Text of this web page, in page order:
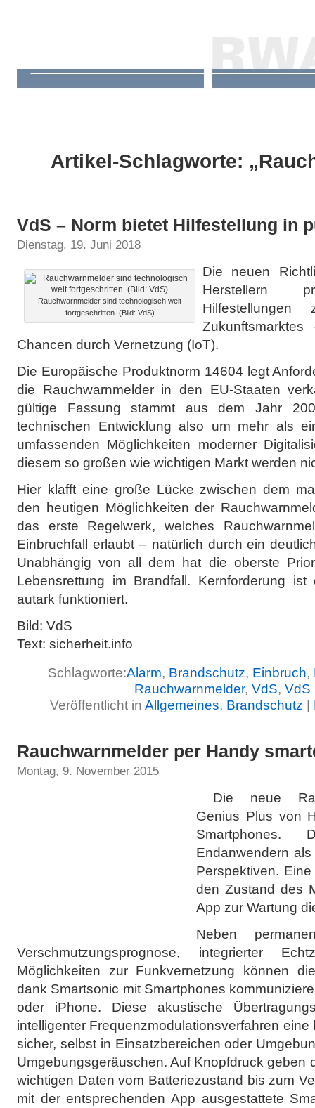
Artikel-Schlagworte:
VdS – Norm bietet Hilfestellung in
Dienstag, 19. Juni 2018
Rauchwarnmelder sind technologisch weit
fortgeschritten. (Bild: VdS)
Die neuen
Herstellern
Chancen durch Vernetzung (IoT).
Die Europäische Produktnorm 14604 legt
die Rauchwarnmelder in den EU-Staaten
gültige Fassung stammt aus dem Jahr
technischen Entwicklung also um mehr als
umfassenden Möglichkeiten moderner
diesem so großen wie wichtigen Markt werden
Hier klafft eine große Lücke zwischen dem
den heutigen Möglichkeiten der
das erste Regelwerk, welches
Einbruchfall erlaubt – natürlich durch ein
Unabhängig von all dem hat die oberste
Lebensrettung im Brandfall. Kernforderung
autark funktioniert.
Bild: VdS
Text: sicherheit.info
Schlagworte:Alarm, Brandschutz, Einbruch,
Rauchwarnmelder, VdS, VdS
Veröffentlicht in Allgemeines, Brandschutz |
Rauchwarnmelder per Handy
Montag, 9. November 2015
Die neue
Genius Plus von
Smartphones.
Endanwendern
Perspektiven.
den Zustand des
App zur Wartung
Neben
Verschmutzungsprognose, integrierter
Möglichkeiten zur Funkvernetzung können
dank Smartsonic mit Smartphones
oder iPhone. Diese akustische
intelligenter Frequenzmodulationsverfahren
sicher, selbst in Einsatzbereichen oder
Umgebungsgeräuschen. Auf Knopfdruck geben
wichtigen Daten vom Batteriezustand bis zum
mit der entsprechenden App ausgestattete